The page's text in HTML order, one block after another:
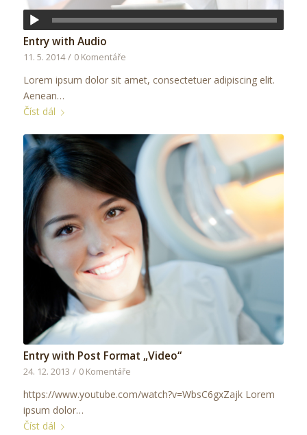
Entry with Audio
11. 5. 2014 / 0 Komentáře
Lorem ipsum dolor sit amet, consectetuer adipiscing elit.
Aenean…
Číst dál
Entry with Post Format „Video“
24. 12. 2013 / 0 Komentáře
https://www.youtube.com/watch?v=WbsC6gxZajk Lorem
ipsum dolor…
Číst dál